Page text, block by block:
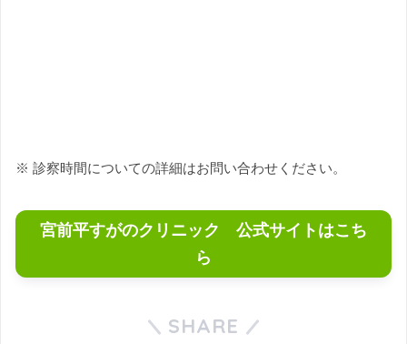
※ 診察時間についての詳細はお問い合わせください。
宮前平すがのクリニック 公式サイトはこち
ら
SHARE